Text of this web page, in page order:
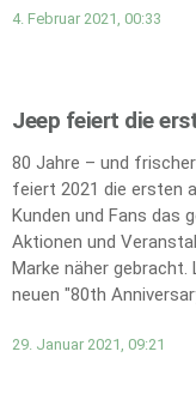
4. Februar 2021, 00:33
Jeep feiert die
80 Jahre – und
feiert 2021 die ersten
Kunden und Fans das
Aktionen und
Marke näher
neuen "80th
29. Januar 2021, 09:21